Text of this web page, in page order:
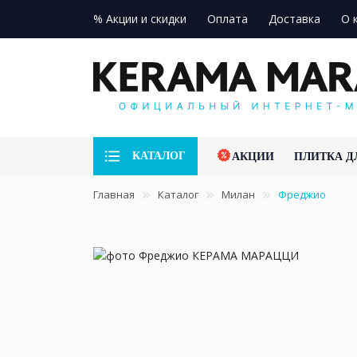
% Акции и скидки Оплата Доставка О
КАТАЛОГ АКЦИИ ПЛИТКА
Главная Каталог Милан Фреджио